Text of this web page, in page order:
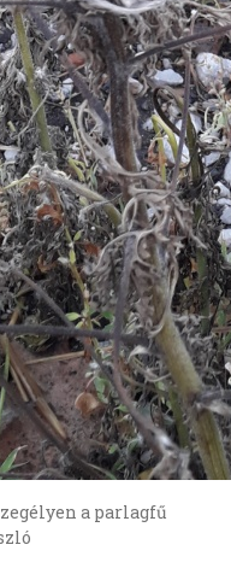
a parlagfű